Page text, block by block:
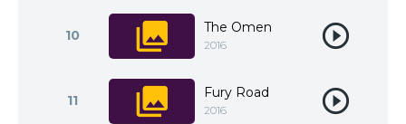
10 The Omen
2016
11 Fury Road
2016